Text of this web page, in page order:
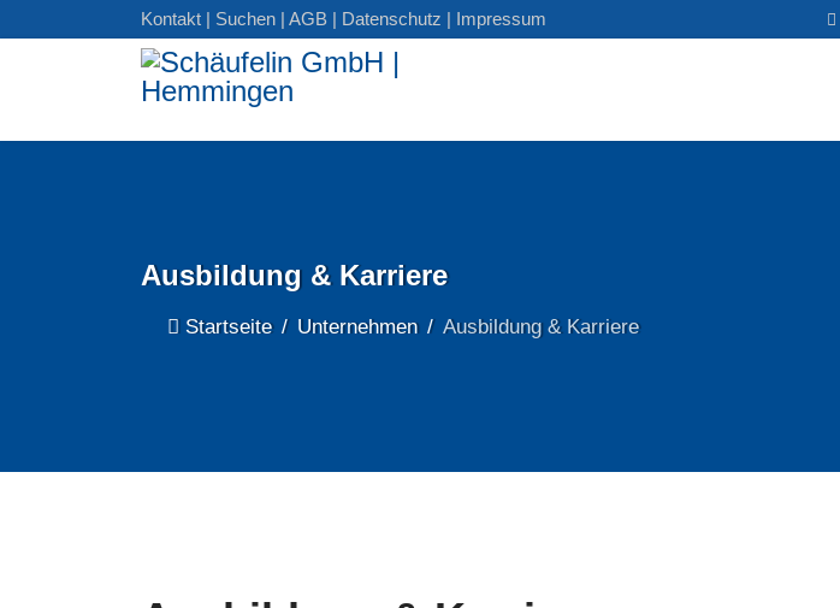
Kontakt | Suchen | AGB | Datenschutz | Impressum
Ausbildung & Karriere
Startseite Unternehmen Ausbildung & Karriere